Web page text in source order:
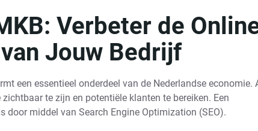
Verbeter de
Jouw Bedrijf
een essentieel onderdeel van de Nederlandse economie.
te zijn en potentiële klanten te bereiken. Een
door middel van Search Engine Optimization (SEO).